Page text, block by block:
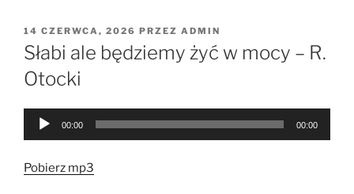
OPUBLIKOWANE
W
14 CZERWCA, 2026 PRZEZ ADMIN
Słabi ale będziemy żyć w mocy – R.
Otocki
Odtwarzacz
00:00 00:00
Pobierz mp3